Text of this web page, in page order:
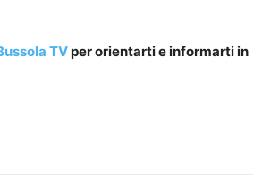
TVper orientarti e informarti in